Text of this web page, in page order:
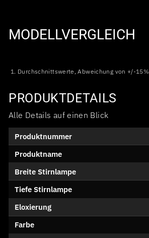
MODELLVERGLEICH
1. Durchschnittswerte, Abweichung von +/-15%
PRODUKTDETAILS
Alle Details auf einen Blick
Produktnummer
Produktname
Breite Stirnlampe
Tiefe Stirnlampe
Eloxierung
Farbe